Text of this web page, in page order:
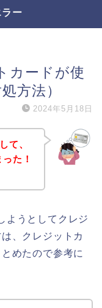
ー
カードが使
方法）
2024年5月18日
て、
た！
ようとしてクレジ
、クレジットカ
めたので参考に